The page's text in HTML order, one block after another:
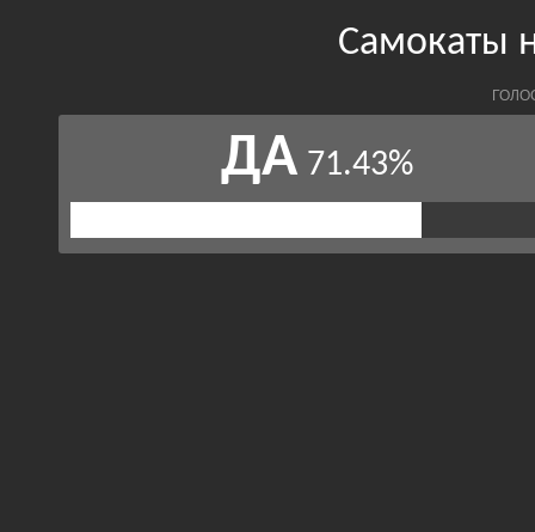
Самокаты
ДА 71.43%